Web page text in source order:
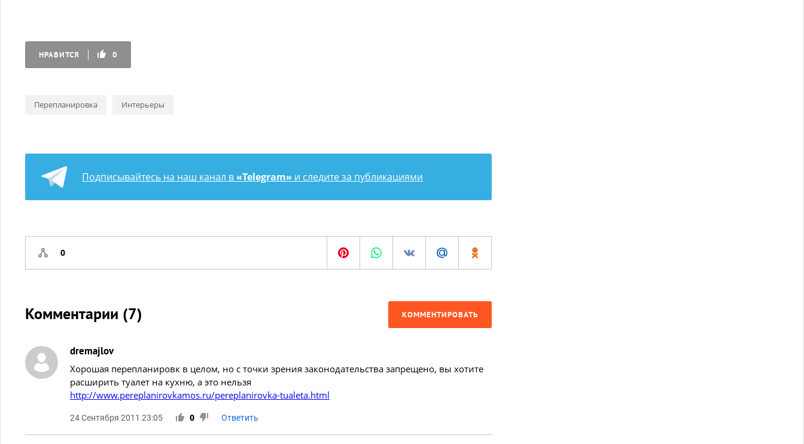
НРАВИТСЯ 0
Перепланировка Интерьеры
Подписывайтесь на наш канал в«Telegram» и следите за публикациями
0
Комментарии (7) КОММЕНТИРОВАТЬ
dremajlov
Хорошая перепланировк в целом, но с точки зрения законодательства запрещено, вы хотите
расширить туалет на кухню, а это нельзя
http://www.pereplanirovkamos.ru/pereplanirovka-tualeta.html
24 Сентября 2011 23:05 0 Ответить